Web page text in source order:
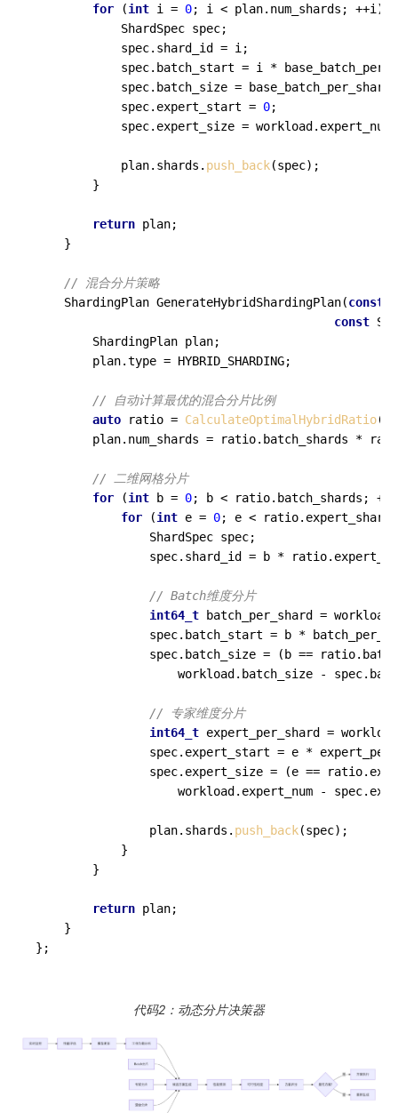
for (int i = 0; i < plan.num_shards; ++i) {
            ShardSpec spec;
            spec.shard_id = i;
spec.batch_start = i *
spec.batch_size =
            spec.expert_start =
0;
            spec.expert_size = workload.expert_num;
            plan.shards.
push_back(spec);
        }
return plan;
    }
// 混合分片策略
ShardingPlan GenerateHybridShardingPlan(const
const
        ShardingPlan plan;
        plan.type = HYBRID_SHARDING;
// 自动计算最优的混合分片比例
auto ratio = CalculateOptimalHybridRatio
plan.num_shards = ratio.batch_shards *
// 二维网格分片
for (int b = 0; b < ratio.batch_shards;
for (int e = 0; e <
                ShardSpec spec;
spec.shard_id = b *
// Batch维度分片
int64_t batch_per_shard =
spec.batch_start = b *
spec.batch_size = (b ==
workload.batch_size -
// 专家维度分片
int64_t expert_per_shard =
spec.expert_start = e *
spec.expert_size = (e ==
workload.expert_num -
                plan.shards.
push_back(spec);
            }
        }
return plan;
    }
};
代码2：动态分片决策器